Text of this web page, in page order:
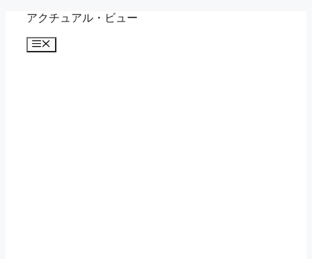
アクチュアル・ビュー
メ